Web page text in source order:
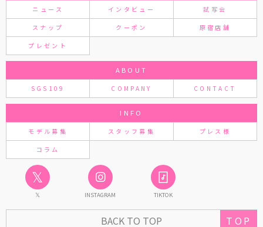
ニュース インタビュー 試写会
スナップ クーポン 原宿店舗
プレゼント
ABOUT
SGS109 COMPANY CONTACT
INFO
モデル募集 スタッフ募集 プレス様
コラム
𝕏
𝕏 INSTAGRAM TIKTOK
BACK TO TOP TOP